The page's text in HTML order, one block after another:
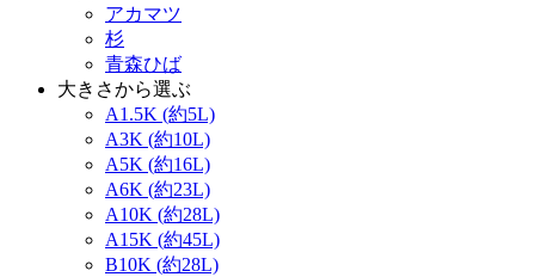
アカマツ
杉
青森ひば
大きさから選ぶ
A1.5K (約5L)
A3K (約10L)
A5K (約16L)
A6K (約23L)
A10K (約28L)
A15K (約45L)
B10K (約28L)